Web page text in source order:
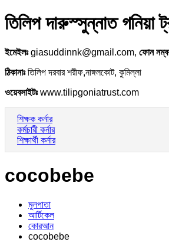
তিলিপ দারুস্সুন্নাত গনিয়া
ইমেইলঃgiasuddinnk@gmail.com, ফোন
ঠিকানাঃতিলিপ দরবার শরীফ,নাঙ্গলকোট, কুমিল্লা
ওয়েবসাইটঃwww.tilipgoniatrust.com
শিক্ষক কর্নার
কর্মচারী কর্নার
শিক্ষার্থী কর্নার
cocobebe
মুলপাতা
আর্টিকেল
কোরআন
cocobebe